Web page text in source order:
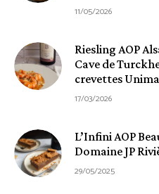
11/05/2026
Riesling AOP
Cave de
crevettes Unima
17/03/2026
L’Infini AOP
Domaine JP
29/05/2025